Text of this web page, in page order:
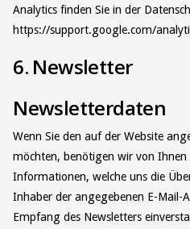
Analytics finden Sie in der
https://support.google.com/
6. Newsletter
Newsletterdaten
Wenn Sie den auf der Website
möchten, benötigen wir von Ihnen
Informationen, welche uns die
Inhaber der angegebenen E-Mail-
Empfang des Newsletters